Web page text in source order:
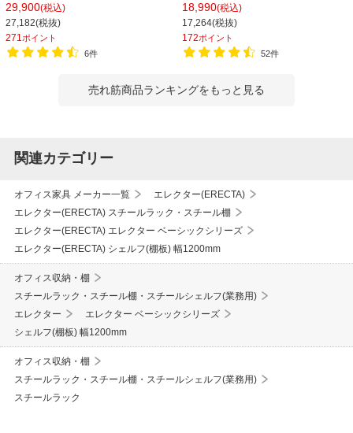
150kg/段 天地6段 幅1812×奥行462×
高さ2100mm スチール棚 スチールシ
ェルフ 収納棚 オープンラック 収納ラ
ック
29,900(税込)
27,182(税抜)
271 ポイント
6件
シェルゴ 幅1515×奥行460×高さ
1740mm
18,990(税込)
17,264(税抜)
172ポイント
52件
売れ筋商品ランキングをもっと見る
関連カテゴリー
オフィス家具 メーカー一覧
エレクター(ERECTA)
エレクター(ERECTA) スチールラック・スチール棚
エレクター(ERECTA) エレクター ベーシックシリーズ
エレクター(ERECTA) シェルフ(棚板) 幅1200mm
オフィス収納・棚
スチールラック・スチール棚・スチールシェルフ(業務用)
エレクター
エレクター ベーシックシリーズ
シェルフ(棚板) 幅1200mm
オフィス収納・棚
スチールラック・スチール棚・スチールシェルフ(業務用)
スチールラック